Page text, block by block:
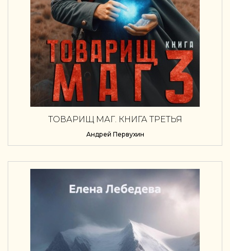
ТОВАРИЩ МАГ. КНИГА ТРЕТЬЯ
Андрей Первухин